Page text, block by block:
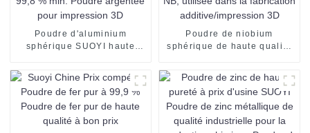
Poudre d'aluminium
sphérique SUOYI haute
argentée pour impression
3D
Poudre de niobium
sphérique de haute qualité
additive/impression 3D